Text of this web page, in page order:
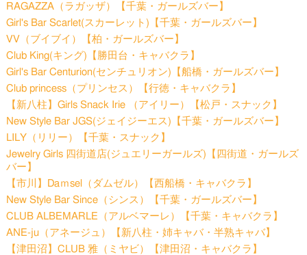
RAGAZZA（ラガッザ）【千葉・ガールズバー】
Girl's Bar Scarlet(スカーレット)【千葉・ガールズバー】
VV（ブイブイ）【柏・ガールズバー】
Club King(キング)【勝田台・キャバクラ】
Girl's Bar Centurion(センチュリオン)【船橋・ガールズバー】
Club princess（プリンセス）【行徳・キャバクラ】
【新八柱】Girls Snack Irie （アイリー）【松戸・スナック】
New Style Bar JGS(ジェイジーエス)【千葉・ガールズバー】
LILY（リリー）【千葉・スナック】
Jewelry Girls 四街道店(ジュエリーガールズ)【四街道・ガールズ
バー】
【市川】Daｍsel（ダムゼル）【西船橋・キャバクラ】
New Style Bar Since（シンス）【千葉・ガールズバー】
CLUB ALBEMARLE（アルベマーレ）【千葉・キャバクラ】
ANE-ju（アネージュ）【新八柱・姉キャバ・半熟キャバ】
【津田沼】CLUB 雅（ミヤビ）【津田沼・キャバクラ】